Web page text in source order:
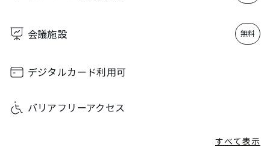
Sunday 00:00 - 23:59
会議施設 無料
デジタルカード利用可
バリアフリーアクセス
すべて表示